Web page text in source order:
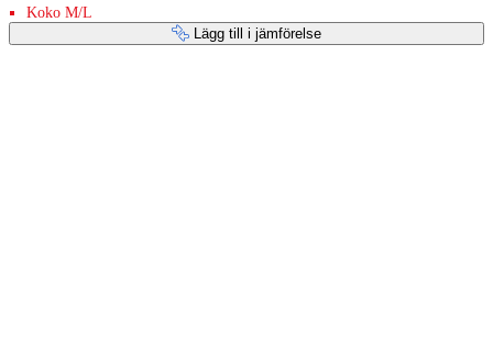
Koko M/L
Lägg till i jämförelse